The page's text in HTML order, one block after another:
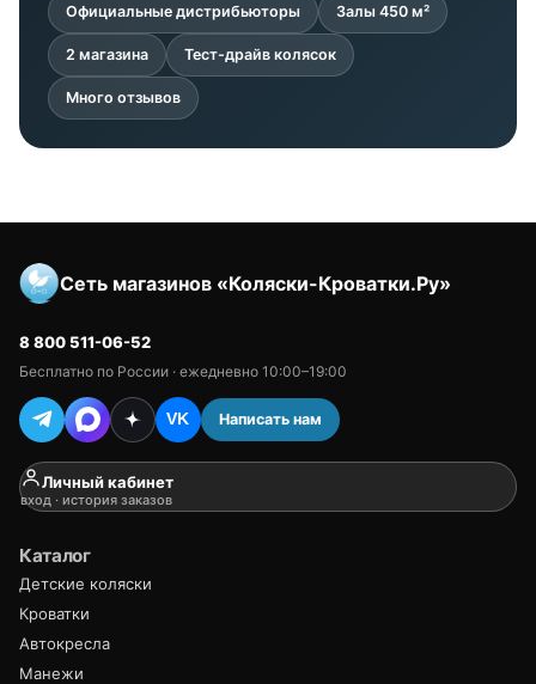
Официальные дистрибьюторы Залы 450 м²
2 магазина Тест-драйв колясок
Много отзывов
Сеть магазинов «Коляски-Кроватки.Ру»
8 800 511-06-52
Бесплатно по России · ежедневно 10:00–19:00
VK Написать нам
Личный кабинет
вход · история заказов
Каталог
Детские коляски
Кроватки
Автокресла
Манежи